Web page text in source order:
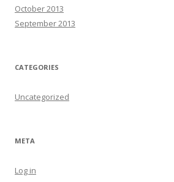
October 2013
September 2013
CATEGORIES
Uncategorized
META
Log in